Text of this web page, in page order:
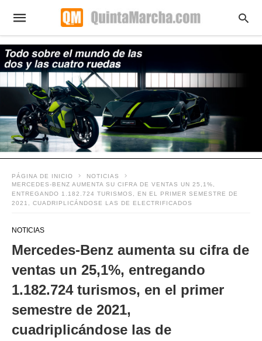
PÁGINA DE INICIO
NOTICIAS
MERCEDES-BENZ AUMENTA SU CIFRA DE VENTAS UN 25,1%,
ENTREGANDO 1.182.724 TURISMOS, EN EL PRIMER SEMESTRE DE
2021, CUADRIPLICÁNDOSE LAS DE ELECTRIFICADOS
NOTICIAS
Mercedes-Benz aumenta su cifra de
ventas un 25,1%, entregando
1.182.724 turismos, en el primer
semestre de 2021,
cuadriplicándose las de